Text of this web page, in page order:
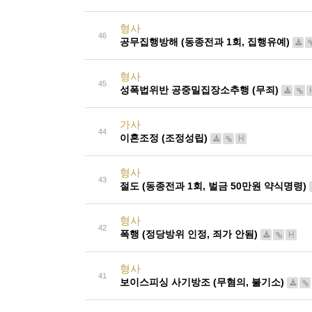
46
형사
공무집행방해 (동종전과 1회, 집행유예)
45
형사
성폭법위반 공중밀집장소추행 (무죄)
44
가사
이혼조정 (조정성립)
H
43
형사
절도 (동종전과 1회, 벌금 50만원 약식명령)
42
형사
폭행 (정당방위 인정, 죄가 안됨)
H
41
형사
보이스피싱 사기방조 (무혐의, 불기소)